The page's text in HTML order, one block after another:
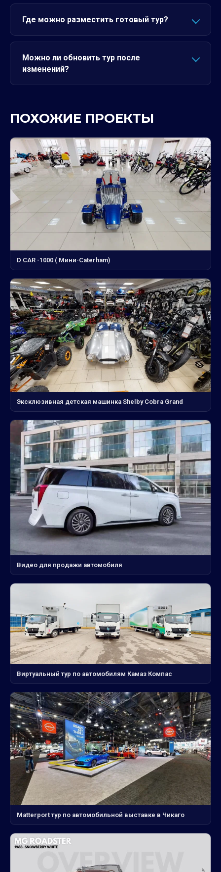
Где можно разместить готовый тур?
Можно ли обновить тур после
изменений?
ПОХОЖИЕ ПРОЕКТЫ
D CAR -1000 ( Мини-Сaterham)
Эксклюзивная детская машинка Shelby Cobra Grand
Видео для продажи автомобиля
Виртуальный тур по автомобилям Камаз Компас
Matterport тур по автомобильной выставке в Чикаго